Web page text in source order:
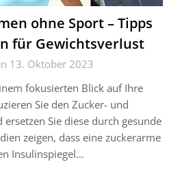
ohne Sport – Tipps
für Gewichtsverlust
13. Oktober 2023
fokusierten Blick auf Ihre
Sie den Zucker- und
Sie diese durch gesunde
zeigen, dass eine zuckerarme
Insulinspiegel…